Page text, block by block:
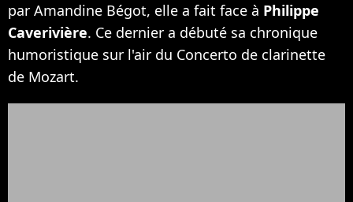
par Amandine Bégot, elle a fait face à Philippe
Caverivière. Ce dernier a débuté sa chronique
humoristique sur l'air du Concerto de clarinette
de Mozart.